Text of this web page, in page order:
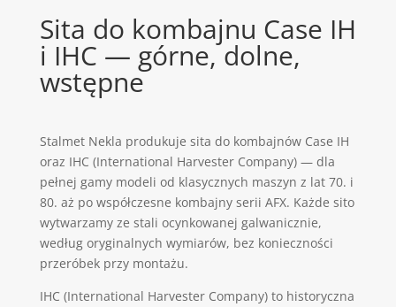
Sita do kombajnu Case IH
i IHC — górne, dolne,
wstępne
Stalmet Nekla produkuje sita do kombajnów Case IH
oraz IHC (International Harvester Company) — dla
pełnej gamy modeli od klasycznych maszyn z lat 70. i
80. aż po współczesne kombajny serii AFX. Każde sito
wytwarzamy ze stali ocynkowanej galwanicznie,
według oryginalnych wymiarów, bez konieczności
przeróbek przy montażu.
IHC (International Harvester Company) to historyczna